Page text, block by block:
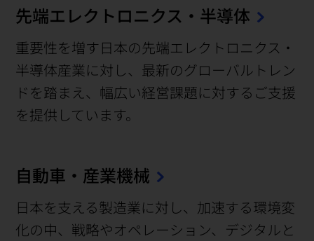
先端エレクトロニクス・ 半導体
重要性を増す日本の先端エレクトロニクス・
半導体産業に対し、最新のグローバルトレン
ドを踏まえ、幅広い経営課題に対するご支援
を提供しています。
自動車・産業機械
日本を支える製造業に対し、加速する環境変
化の中、戦略やオペレーション、デジタルと